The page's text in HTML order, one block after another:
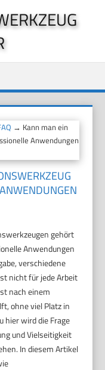
→ Kann man ein
Anwendungen
gehört
Anwendungen
verschiedene
nicht für jede Arbeit
nach einem
ohne viel Platz in
hier wird die Frage
und Vielseitigkeit
In diesem Artikel